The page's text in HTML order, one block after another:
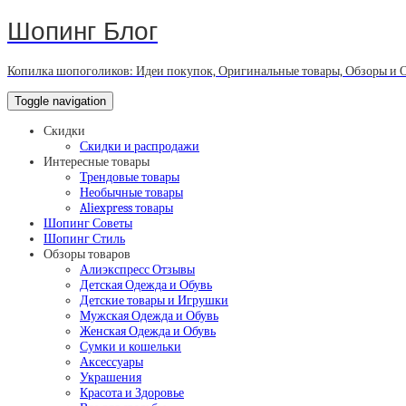
Шопинг Блог
Копилка шопоголиков: Идеи покупок, Оригинальные товары, Обзоры и
Toggle navigation
Скидки
Скидки и распродажи
Интересные товары
Трендовые товары
Необычные товары
Aliexpress товары
Шопинг Советы
Шопинг Стиль
Обзоры товаров
Алиэкспресс Отзывы
Детская Одежда и Обувь
Детские товары и Игрушки
Мужская Одежда и Обувь
Женская Одежда и Обувь
Сумки и кошельки
Аксессуары
Украшения
Красота и Здоровье